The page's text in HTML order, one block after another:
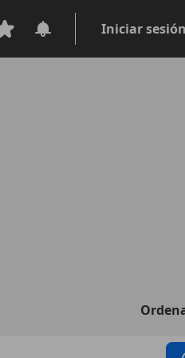
Iniciar sesión